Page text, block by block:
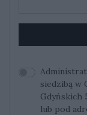
siedzibą w
Gdyńskich
lub pod